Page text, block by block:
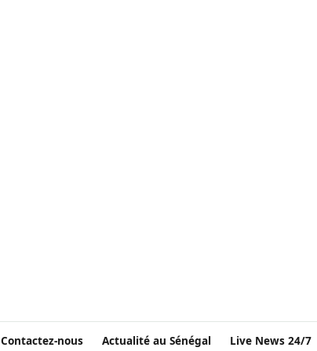
Contactez-nous Actualité au Sénégal Live News 24/7